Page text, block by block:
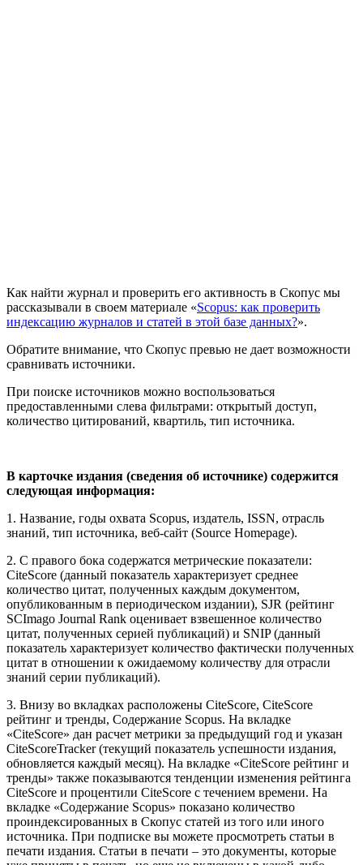
Как найти журнал и проверить его активность в Скопус мы
рассказывали в своем материале «Scopus: как проверить
индексацию журналов и статей в этой базе данных?».
Обратите внимание, что Скопус превью не дает возможности
сравнивать источники.
При поиске источников можно воспользоваться
предоставленными слева фильтрами: открытый доступ,
количество цитирований, квартиль, тип источника.
В карточке издания (сведения об источнике) содержится
следующая информация:
1. Название, годы охвата Scopus, издатель, ISSN, отрасль
знаний, тип источника, веб-сайт (Source Homepage).
2. С правого бока содержатся метрические показатели:
CiteScore (данный показатель характеризует среднее
количество цитат, полученных каждым документом,
опубликованным в периодическом издании), SJR (рейтинг
SCImago Journal Rank оценивает взвешенное количество
цитат, полученных серией публикаций) и SNIP (данный
показатель характеризует количество фактически полученных
цитат в отношении к ожидаемому количеству для отрасли
знаний серии публикаций).
3. Внизу во вкладках расположены CiteScore, CiteScore
рейтинг и тренды, Содержание Scopus. На вкладке
«CiteScore» дан расчет метрики за предыдущий год и указан
CiteScoreTracker (текущий показатель успешности издания,
обновляется каждый месяц). На вкладке «CiteScore рейтинг и
тренды» также показываются тенденции изменения рейтинга
CiteScore и процентили CiteScore с течением времени. На
вкладке «Содержание Scopus» показано количество
проиндексированных в Скопус статей из того или иного
источника. При подписке вы можете просмотреть статьи в
печати издания. Статьи в печати – это документы, которые